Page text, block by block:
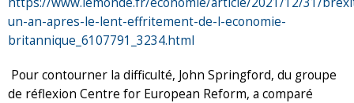
un-an-apres-le-lent-effritement-de-l-economie-
britannique_6107791_3234.html
Pour contourner la difficulté, John Springford, du groupe
de réflexion Centre for European Reform, a comparé